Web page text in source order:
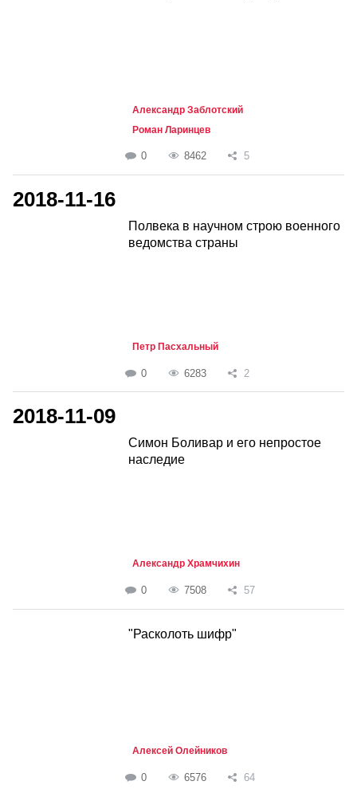
Александр Заблотский
Роман Ларинцев
0 8462 5
2018-11-16
Полвека в научном строю военного
ведомства страны
Петр Пасхальный
0 6283 2
2018-11-09
Симон Боливар и его непростое
наследие
Александр Храмчихин
0 7508 57
"Расколоть шифр"
Алексей Олейников
0 6576 64